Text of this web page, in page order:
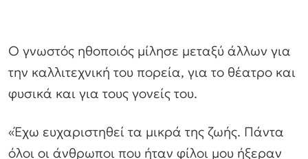
Ο γνωστός ηθοποιός μίλησε μεταξύ άλλων για
την καλλιτεχνική του πορεία, για το θέατρο και
φυσικά και για τους γονείς του.
«Έχω ευχαριστηθεί τα μικρά της ζωής. Πάντα
όλοι οι άνθρωποι που ήταν φίλοι μου ήξεραν